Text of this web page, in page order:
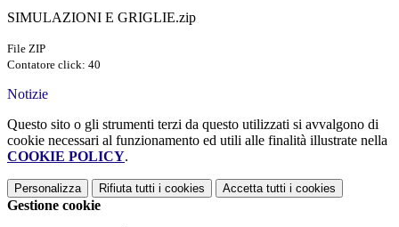
SIMULAZIONI E GRIGLIE.zip
File ZIP
Contatore click: 40
Notizie
Questo sito o gli strumenti terzi da questo utilizzati si avvalgono di
cookie necessari al funzionamento ed utili alle finalità illustrate nella
COOKIE POLICY.
Personalizza Rifiuta tutti i cookies Accetta tutti i cookies
Gestione cookie